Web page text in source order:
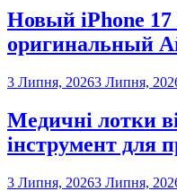
Новый iPhone
оригинальный
3 Липня, 20263 Липня,
Медичні лотки
інструмент для
3 Липня, 20263 Липня,